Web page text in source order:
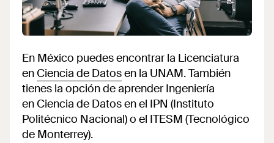
En México puedes encontrar la Licenciatura
en Ciencia de Datosen la UNAM. También
tienes la opción de aprender Ingeniería
en Ciencia de Datos en el IPN (Instituto
Politécnico Nacional) o el ITESM (Tecnológico
de Monterrey).